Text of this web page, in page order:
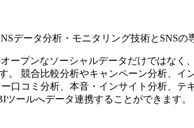
データ分析・モニタリング技術とSNSの
オープンなソーシャルデータだけではな
。 競合比較分析やキャンペーン分析、
口コミ分析、本音・インサイト分析、
ールへデータ連携することができます